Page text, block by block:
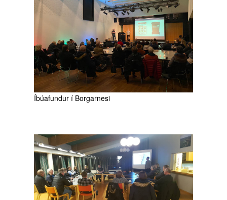
Íbúafundur í Borgarnesi